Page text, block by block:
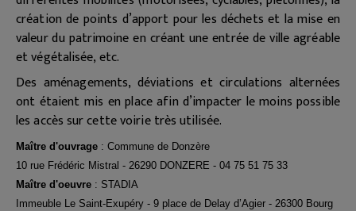
création de points d’apport pour les déchets et la mise en
valeur du patrimoine en créant une entrée de ville agréable
et végétalisée, etc.
Des aménagements, déviations et circulations alternées
ont étaient mis en place afin d’impacter le moins possible
les accès sur cette voirie très utilisée.
Maître d'ouvrage : Commune de Donzère
10 rue Frédéric Mistral - 26290 DONZERE - 04 75 51 75 33
Maître d'oeuvre : STADIA
Immeuble Le Saint-Exupéry - 9 place de Delay d’Agier - 26300 Bourg